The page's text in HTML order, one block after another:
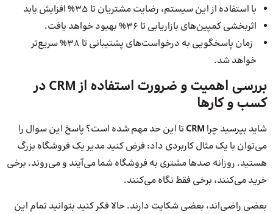
با استفاده از این سیستم، رضایت مشتریان تا 35% افزایش یابد
اثربخشی کمپین‌های بازاریابی تا 36% بهبود خواهد یافت.
زمان پاسخگویی به درخواست‌های پشتیبانی تا 38% سریع‌تر
خواهد شد.
بررسی اهمیت و ضرورت استفاده از CRM در
کسب و کارها
شاید بپرسید چرا CRM تا این حد مهم شده است؟ پاسخ این سوال را
می‌توان با یک مثال کاربردی داد: فرض کنید مدیر یک فروشگاه بزرگ
هستید. روزانه صدها مشتری به فروشگاه شما می‌آیند و می‌روند. برخی
خرید می‌کنند، برخی فقط نگاه می‌کنند.
بعضی راضی‌اند، بعضی شکایت دارند. حالا فکر کنید بتوانید تمام این